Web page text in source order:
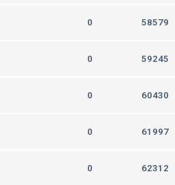
0 58579
0 59245
0 60430
0 61997
0 62312